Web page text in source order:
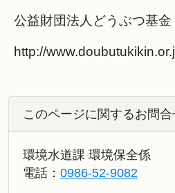
公益財団法人どうぶつ基金
http://
このページに関するお問
環境水道課 環境保全係
電話： 0986-52-9082